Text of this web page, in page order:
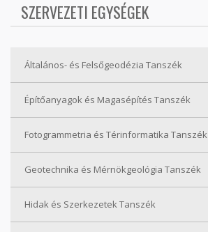
SZERVEZETI EGYSÉGEK
Általános- és Felsőgeodézia Tanszék
Építőanyagok és Magasépítés Tanszék
Fotogrammetria és Térinformatika Tanszék
Geotechnika és Mérnökgeológia Tanszék
Hidak és Szerkezetek Tanszék